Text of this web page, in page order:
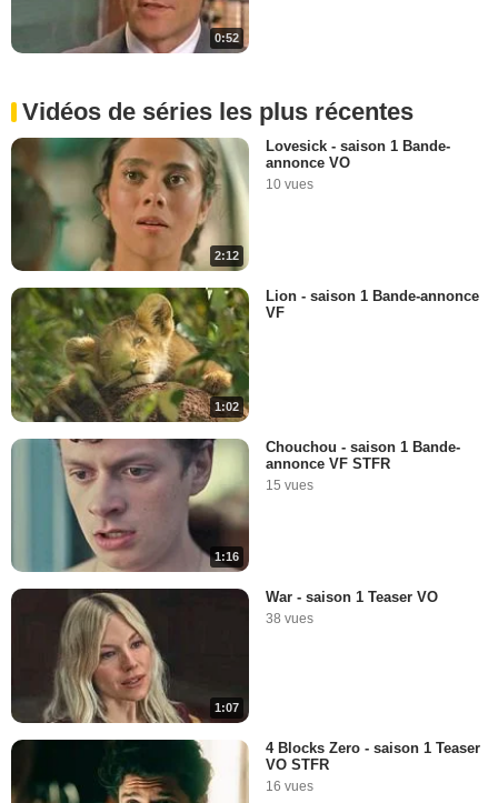
0:52
Vidéos de séries les plus récentes
2:12
Lovesick - saison 1 Bande-
annonce VO
10 vues
1:02
Lion - saison 1 Bande-annonce
VF
1:16
Chouchou - saison 1 Bande-
annonce VF STFR
15 vues
1:07
War - saison 1 Teaser VO
38 vues
4 Blocks Zero - saison 1 Teaser
VO STFR
16 vues